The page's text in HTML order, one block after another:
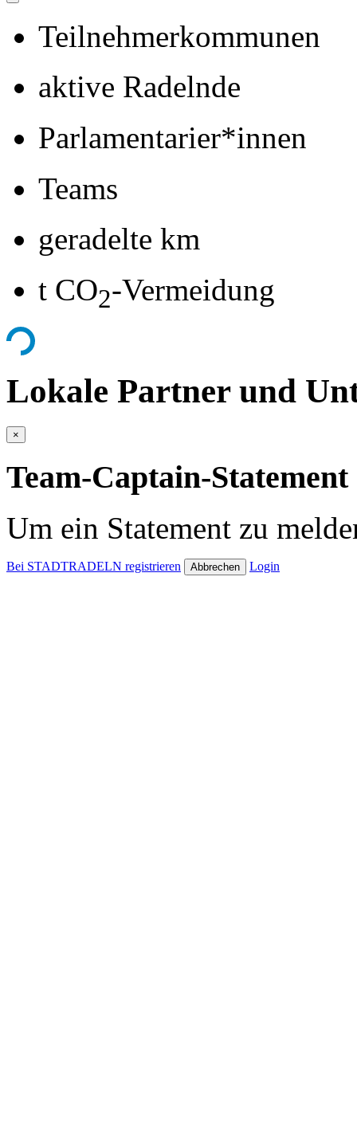
Teilnehmerkommunen
aktive Radelnde
Parlamentarier*innen
Teams
geradelte km
t CO2-Vermeidung
Lokale Partner und
×
Team-Captain-
Um ein Statement zu
Bei STADTRADELN registrieren Abbrechen Login